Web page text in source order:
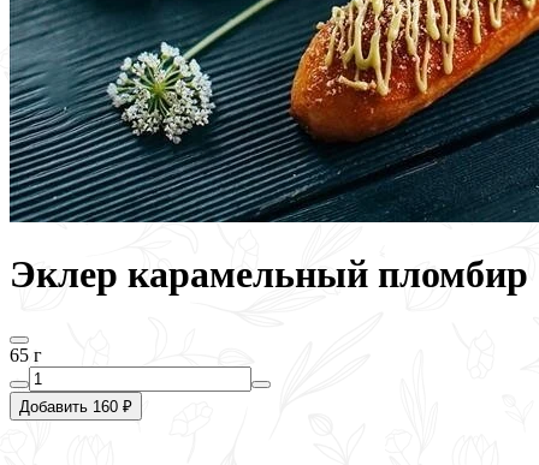
Эклер карамельный пломбир
65 г
Добавить 160 ₽